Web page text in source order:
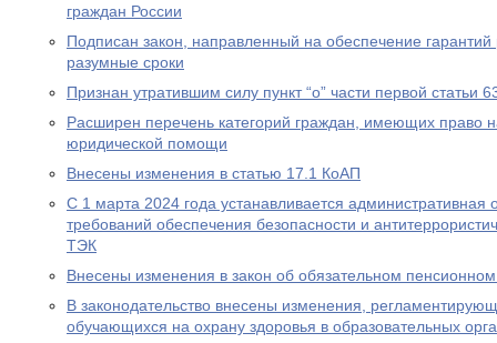
граждан России
Подписан закон, направленный на обеспечение
разумные сроки
Признан утратившим силу пункт “о” части первой статьи
Расширен перечень категорий граждан, имеющих право
юридической помощи
Внесены изменения в статью 17.1 КоАП
С 1 марта 2024 года устанавливается административная
требований обеспечения безопасности и
ТЭК
Внесены изменения в закон об обязательном
В законодательство внесены изменения,
обучающихся на охрану здоровья в образовательных